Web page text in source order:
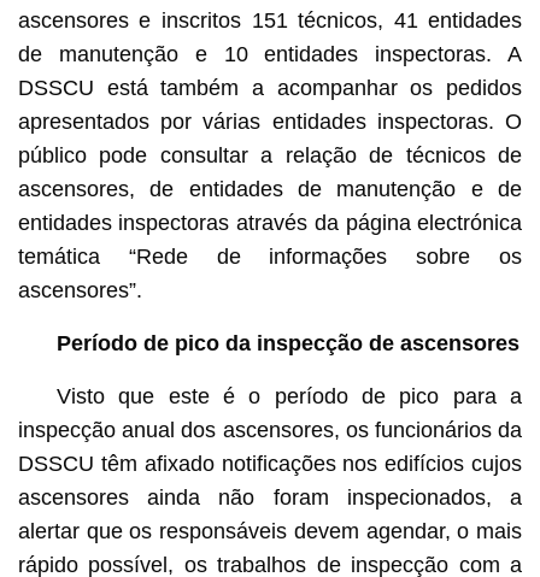
ascensores e inscritos 151 técnicos, 41 entidades
de manutenção e 10 entidades inspectoras. A
DSSCU está também a acompanhar os pedidos
apresentados por várias entidades inspectoras. O
público pode consultar a relação de técnicos de
ascensores, de entidades de manutenção e de
entidades inspectoras através da página electrónica
temática “Rede de informações sobre os
ascensores”.
Período de pico da inspecção de ascensores
Visto que este é o período de pico para a
inspecção anual dos ascensores, os funcionários da
DSSCU têm afixado notificações nos edifícios cujos
ascensores ainda não foram inspecionados, a
alertar que os responsáveis devem agendar, o mais
rápido possível, os trabalhos de inspecção com a